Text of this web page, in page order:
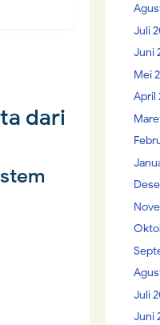
dari
Juli
Juni
Mei
April
Juli
Juni